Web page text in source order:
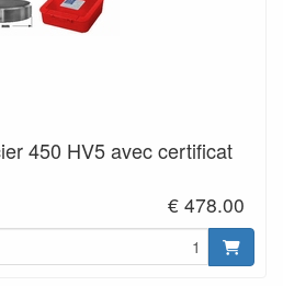
450 HV5 avec certificat
€ 478.00